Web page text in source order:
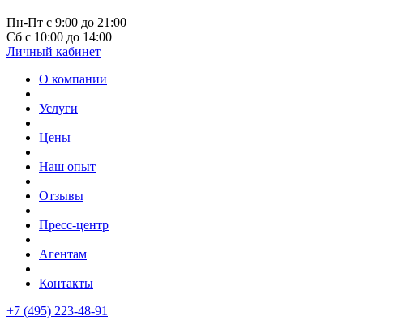
Пн-Пт с 9:00 до 21:00
Сб с 10:00 до 14:00
Личный кабинет
О компании
Услуги
Цены
Наш опыт
Отзывы
Пресс-центр
Агентам
Контакты
+7 (495) 223-48-91